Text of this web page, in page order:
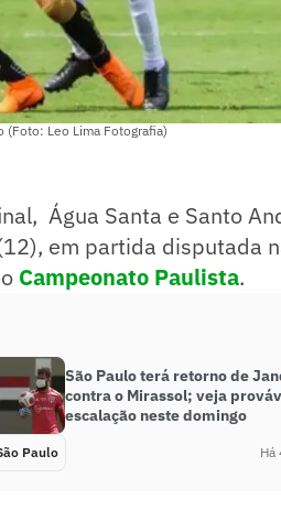
(Foto: Leo Lima Fotografia)
Água Santa e Santo
em partida disputada
Campeonato Paulista.
São Paulo terá retorno de
contra o Mirassol; veja
escalação neste domingo
Paulo Há